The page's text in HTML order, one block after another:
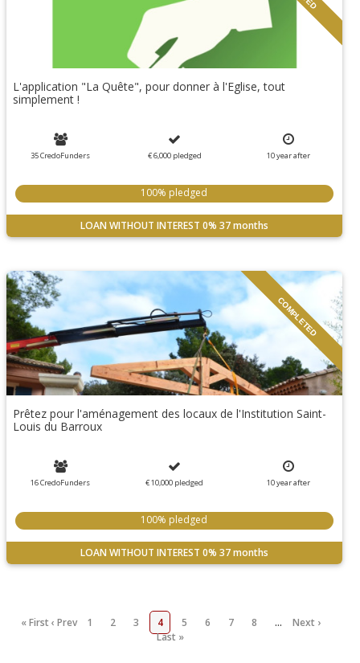
L'application "La Quête", pour donner à l'Eglise, tout
simplement !
35 CredoFunders € 6,000 pledged 10yearafter
100% pledged
LOAN WITHOUT INTEREST 0% 37 months
COMPLETED
Prêtez pour l'aménagement des locaux de l'Institution Saint-
Louis du Barroux
16 CredoFunders € 10,000 pledged 10yearafter
100% pledged
LOAN WITHOUT INTEREST 0% 37 months
« First ‹ Prev 1 2 3 4 5 6 7 8 …
Next ›
Last »